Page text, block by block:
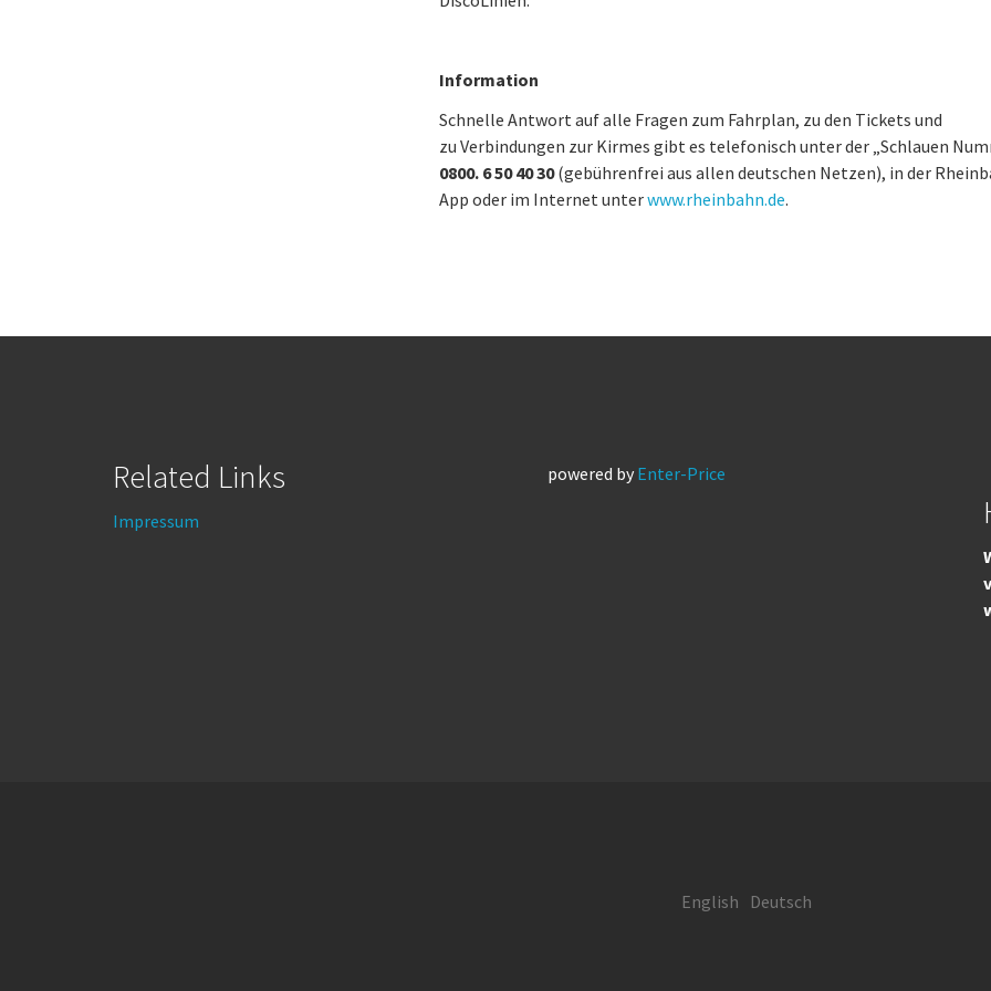
Information
Schnelle Antwort auf alle Fragen zum Fahrplan, zu den Tickets und
zu Verbindungen zur Kirmes gibt es telefonisch unter der „Schlauen
0800. 6 50 40 30(gebührenfrei aus allen deutschen Netzen), in der
App oder im Internet unterwww.rheinbahn.de.
Related Links
Impressum
powered by Enter-Price
English Deutsch